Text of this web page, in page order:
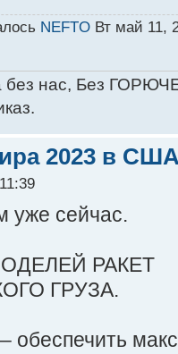
NEFTO Вт май 11,
без нас, Без
2023 в
уже сейчас.
РАКЕТ
ГРУЗА.
обеспечить